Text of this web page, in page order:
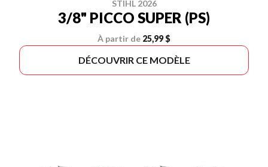
STIHL 2026
3/8" PICCO SUPER (PS)
À partir de 25,99 $
DÉCOUVRIR CE MODÈLE